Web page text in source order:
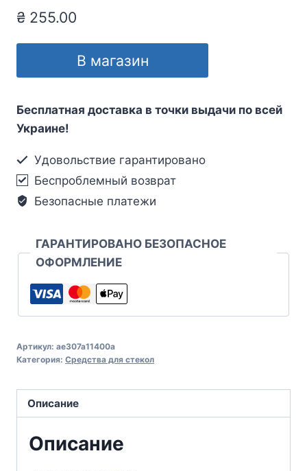
₴ 255.00
В магазин
Бесплатная доставка в точки выдачи по всей
Украине!
Удовольствие гарантировано
Беспроблемный возврат
Безопасные платежи
ГАРАНТИРОВАНО БЕЗОПАСНОЕ
ОФОРМЛЕНИЕ
Артикул: ae307a11400a
Категория: Средства для стекол
Описание
Описание